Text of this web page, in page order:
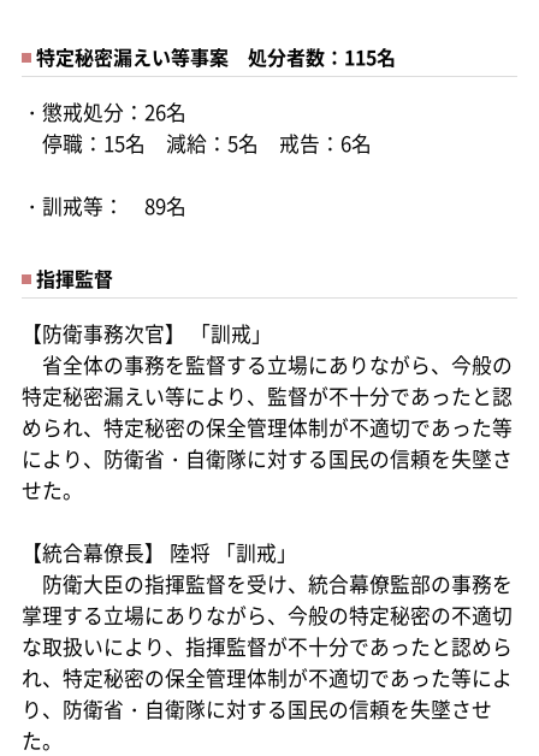
特定秘密漏えい等事案 処分者数：115名
・懲戒処分：26名
停職：15名 減給：5名 戒告：6名
・訓戒等： 89名
指揮監督
【防衛事務次官】 「訓戒」
省全体の事務を監督する立場にありながら、今般の
特定秘密漏えい等により、監督が不十分であったと認
められ、特定秘密の保全管理体制が不適切であった等
により、防衛省・自衛隊に対する国民の信頼を失墜さ
せた。
【統合幕僚長】 陸将 「訓戒」
防衛大臣の指揮監督を受け、統合幕僚監部の事務を
掌理する立場にありながら、今般の特定秘密の不適切
な取扱いにより、指揮監督が不十分であったと認めら
れ、特定秘密の保全管理体制が不適切であった等によ
り、防衛省・自衛隊に対する国民の信頼を失墜させ
た。